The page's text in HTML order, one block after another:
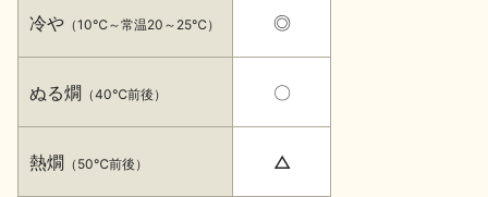
冷や （10℃～常温20～25℃）
ぬる燗 （40℃前後）
熱燗 （50℃前後）
◎
〇
△